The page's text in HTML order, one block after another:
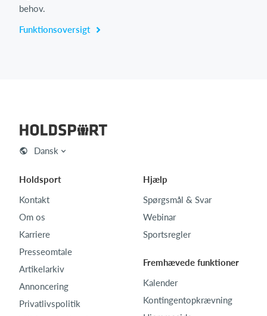
behov.
Funktionsoversigt
Dansk
Holdsport
Kontakt
Om os
Karriere
Presseomtale
Artikelarkiv
Annoncering
Privatlivspolitik
Hjælp
Spørgsmål & Svar
Webinar
Sportsregler
Fremhævede funktioner
Kalender
Kontingentopkrævning